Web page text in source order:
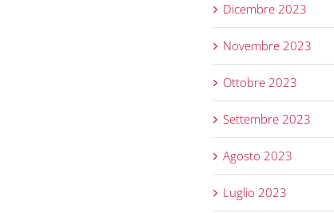
Dicembre 2023
Novembre 2023
Ottobre 2023
Settembre 2023
Agosto 2023
Luglio 2023